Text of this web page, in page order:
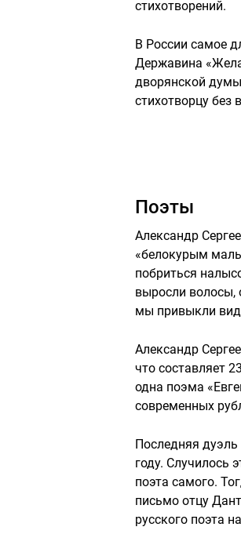
стихотворений.
В России самое
Державина
дворянской думы
стихотворцу без
Поэты
Александр
«белокурым
побриться
выросли волосы,
мы привыкли
Александр
что составляет
одна поэма
современных
Последняя дуэль
году. Случилось
поэта самого.
письмо отцу
русского поэта